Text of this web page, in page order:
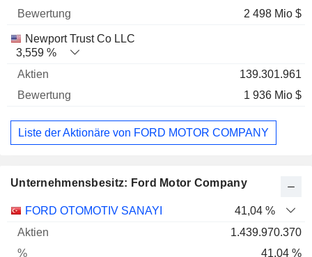
2 498 Mio $
Newport Trust Co LLC
3,559 %
139.301.961
1 936 Mio $
Liste der Aktionäre von FORD MOTOR COMPANY
Unternehmensbesitz: Ford Motor Company
Name Aktien % Bewertung
FORD OTOMOTIV SANAYI
41,04 %
1.439.970.370
41,04 %